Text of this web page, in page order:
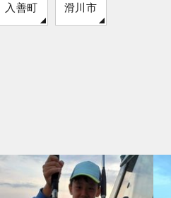
入善町 滑川市